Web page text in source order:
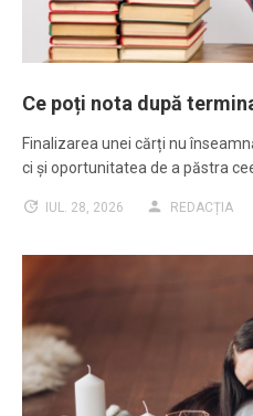
Ce poți nota după
Finalizarea unei cărți nu
ci și oportunitatea de a păstra
IUL. 28, 2026 REDACȚIA